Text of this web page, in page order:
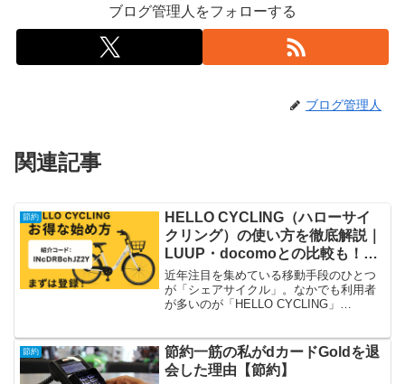
ブログ管理人をフォローする
ブログ管理人
関連記事
節約
HELLO CYCLING（ハローサイ
クリング）の使い方を徹底解説｜
LUUP・docomoとの比較も！紹
介コードでお得に始めよう
近年注目を集めている移動手段のひとつ
が「シェアサイクル」。なかでも利用者
が多いのが「HELLO CYCLING」
の料金・エリア・特徴をわかりやすく比
較し、「どんな人...
節約
節約一筋の私がdカードGoldを退
会した理由【節約】